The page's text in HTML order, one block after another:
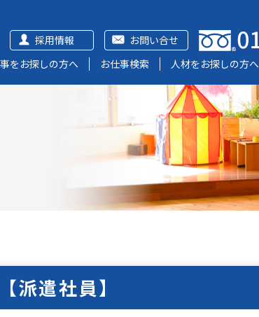
お問い合せ
採用情報
をお探しの方へ
お仕事検索 人材をお探しの方へ
派遣社員】